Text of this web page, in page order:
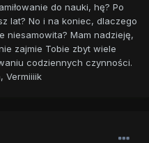
do nauki, hę? Po
lat? No i na koniec, dlaczego
niesamowita? Mam nadzieję,
zajmie Tobie zbyt wiele
codziennych czynności.
Vermiiiik